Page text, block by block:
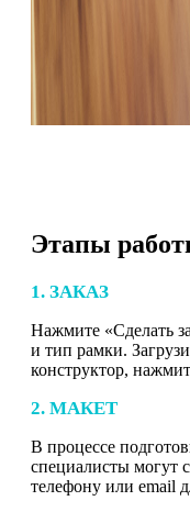
Этапы
1. ЗАКАЗ
Нажмите «Сделать
и тип рамки.
конструктор,
2. МАКЕТ
В процессе
специалисты могут
телефону или email